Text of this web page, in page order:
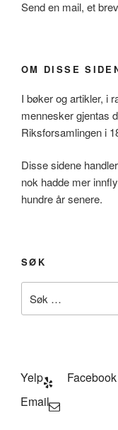
Send en mail, et
OM DISSE
I bøker og artikler, i
mennesker gjentas
Riksforsamlingen i
Disse sidene
nok hadde mer
hundre år senere.
SØK
etter:
Yelp Facebook
Email